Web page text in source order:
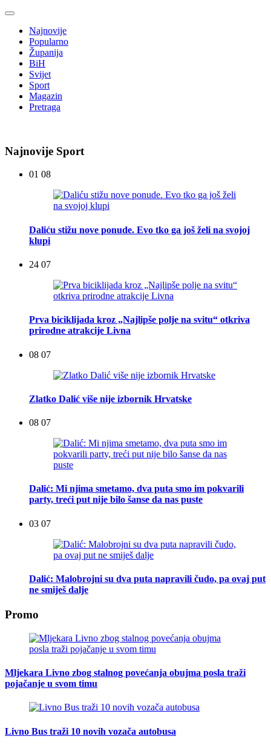
Najnovije
Popularno
Županija
BiH
Svijet
Sport
Magazin
Pretraga
Najnovije Sport
01 08
Daliću stižu nove ponude. Evo tko ga još želi na svojoj
klupi
24 07
Prva biciklijada kroz „Najlipše polje na svitu“ otkriva
prirodne atrakcije Livna
08 07
Zlatko Dalić više nije izbornik Hrvatske
08 07
Dalić: Mi njima smetamo, dva puta smo im pokvarili
party, treći put nije bilo šanse da nas puste
03 07
Dalić: Malobrojni su dva puta napravili čudo, pa ovaj put
ne smiješ dalje
Promo
Mljekara Livno zbog stalnog povećanja obujma posla traži
pojačanje u svom timu
Livno Bus traži 10 novih vozača autobusa